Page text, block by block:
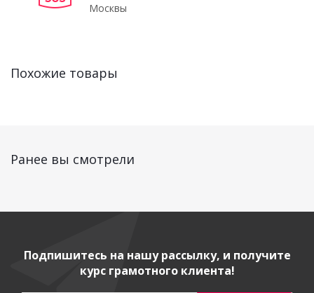
Москвы
Похожие товары
Ранее вы смотрели
Подпишитесь на нашу рассылку, и получите
курс грамотного клиента!